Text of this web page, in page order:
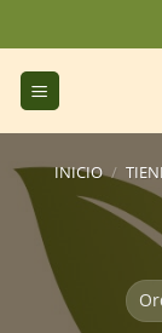
al
contenido
INICIO /